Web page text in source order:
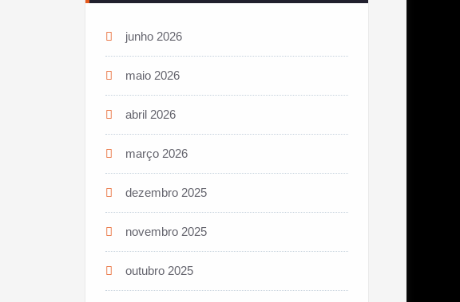
junho 2026
maio 2026
abril 2026
março 2026
dezembro 2025
novembro 2025
outubro 2025